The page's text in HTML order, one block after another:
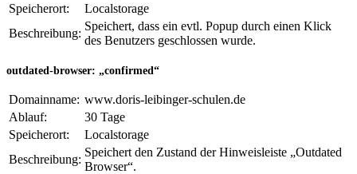
Speicherort:
Localstorage
Beschreibung:
Speichert, dass ein evtl. Popup durch einen Klick
des Benutzers geschlossen wurde.
outdated-browser: „confirmed“
Domainname: www.doris-leibinger-schulen.de
Ablauf:
30 Tage
Speicherort:
Localstorage
Beschreibung:
Speichert den Zustand der Hinweisleiste „Outdated
Browser“.